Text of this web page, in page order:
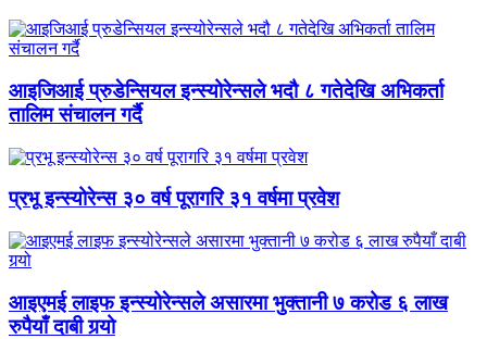
आइजिआई प्रुडेन्सियल इन्स्योरेन्सले भदौ ८ गतेदेखि अभिकर्ता
तालिम संचालन गर्दै
प्रभू इन्स्योरेन्स ३० वर्ष पूरागरि ३१ वर्षमा प्रवेश
आइएमई लाइफ इन्स्योरेन्सले असारमा भुक्तानी ७ करोड ६ लाख
रुपैयाँ दाबी गर्‍यो